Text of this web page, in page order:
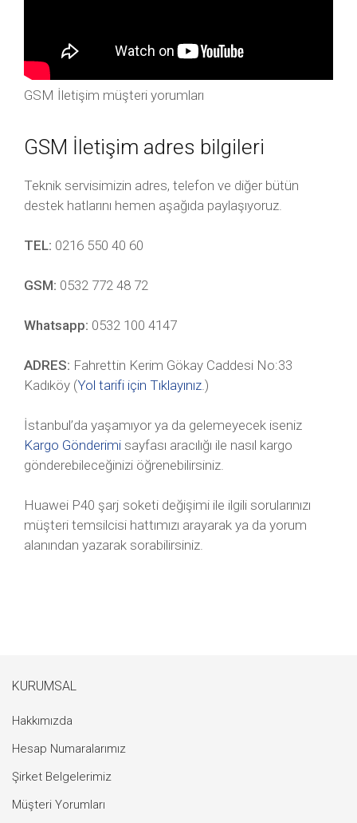
GSM İletişim müşteri yorumları
GSM İletişim adres bilgileri
Teknik servisimizin adres, telefon ve diğer bütün
destek hatlarını hemen aşağıda paylaşıyoruz.
TEL: 0216 550 40 60
GSM: 0532 772 48 72
Whatsapp: 0532 100 4147
ADRES: Fahrettin Kerim Gökay Caddesi No:33
Kadıköy (Yol tarifi için Tıklayınız.)
İstanbul’da yaşamıyor ya da gelemeyecek iseniz
Kargo Gönderimi sayfası aracılığı ile nasıl kargo
gönderebileceğinizi öğrenebilirsiniz.
Huawei P40 şarj soketi değişimi ile ilgili sorularınızı
müşteri temsilcisi hattımızı arayarak ya da yorum
alanından yazarak sorabilirsiniz.
KURUMSAL
Hakkımızda
Hesap Numaralarımız
Şirket Belgelerimiz
Müşteri Yorumları